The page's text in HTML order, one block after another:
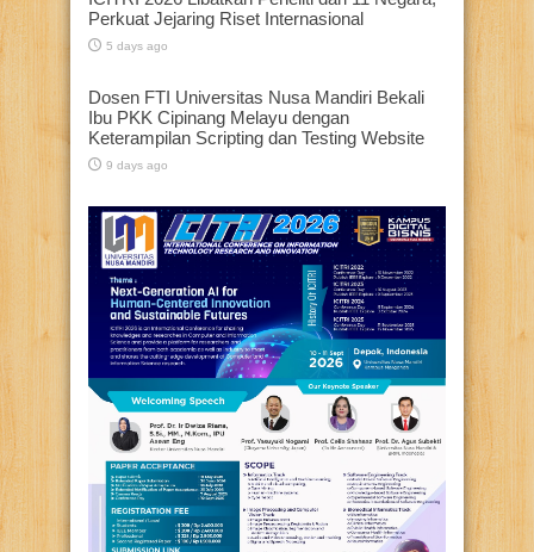
Perkuat Jejaring Riset Internasional
5 days ago
Dosen FTI Universitas Nusa Mandiri Bekali
Ibu PKK Cipinang Melayu dengan
Keterampilan Scripting dan Testing Website
9 days ago